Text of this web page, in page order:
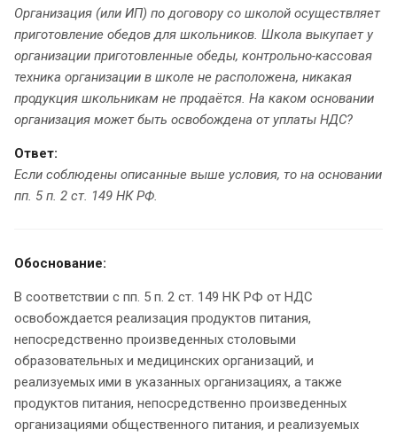
Организация (или ИП) по договору со школой осуществляет
приготовление обедов для школьников. Школа выкупает у
организации приготовленные обеды, контрольно-кассовая
техника организации в школе не расположена, никакая
продукция школьникам не продаётся. На каком основании
организация может быть освобождена от уплаты НДС?
Ответ:
Если соблюдены описанные выше условия, то на основании
пп. 5 п. 2 ст. 149 НК РФ.
Обоснование:
В соответствии с пп. 5 п. 2 ст. 149 НК РФ от НДС
освобождается реализация продуктов питания,
непосредственно произведенных столовыми
образовательных и медицинских организаций, и
реализуемых ими в указанных организациях, а также
продуктов питания, непосредственно произведенных
организациями общественного питания, и реализуемых